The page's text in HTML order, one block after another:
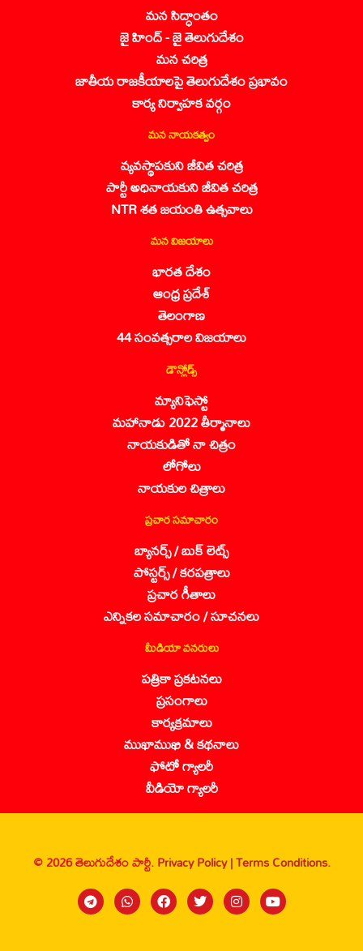
మన సిద్ధాంతం
జై హింద్ - జై తెలుగుదేశం
మన చరిత్ర
జాతీయ రాజకీయాలపై తెలుగుదేశం ప్రభావం
కార్య నిర్వాహక వర్గం
మన నాయకత్వం
వ్యవస్థాపకుని జీవిత చరిత్ర
పార్టీ అధినాయకుని జీవిత చరిత్ర
NTR శత జయంతి ఉత్సవాలు
మన విజయాలు
భారత దేశం
ఆంధ్ర ప్రదేశ్
తెలంగాణ
44 సంవత్సరాల విజయాలు
డౌన్లోడ్స్
మ్యానిఫెస్టో
మహానాడు 2022 తీర్మానాలు
నాయకుడితో నా చిత్రం
లోగోలు
నాయకుల చిత్రాలు
ప్రచార సమాచారం
బ్యానర్స్ / బుక్ లెట్స్
పోస్టర్స్ / కరపత్రాలు
ప్రచార గీతాలు
ఎన్నికల సమాచారం / సూచనలు
మీడియా వనరులు
పత్రికా ప్రకటనలు
ప్రసంగాలు
కార్యక్రమాలు
ముఖాముఖి & కథనాలు
ఫోటో గ్యాలరీ
వీడియో గ్యాలరీ
© 2026 తెలుగుదేశం పార్టీ.Privacy Policy |Terms Conditions.